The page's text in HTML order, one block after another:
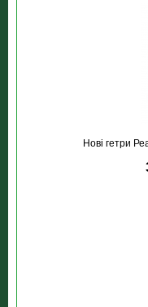
Новi гетри